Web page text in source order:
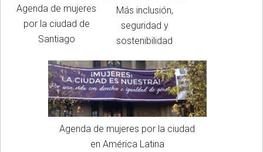
Agenda de mujeres
por la ciudad de
Santiago
Más inclusión,
seguridad y
sostenibilidad
Agenda de mujeres por la ciudad
en América Latina